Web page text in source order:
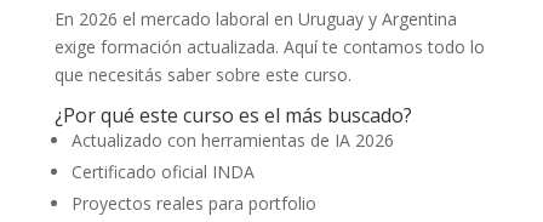
En 2026 el mercado laboral en Uruguay y Argentina
exige formación actualizada. Aquí te contamos todo lo
que necesitás saber sobre este curso.
¿Por qué este curso es el más buscado?
Actualizado con herramientas de IA 2026
Certificado oficial INDA
Proyectos reales para portfolio